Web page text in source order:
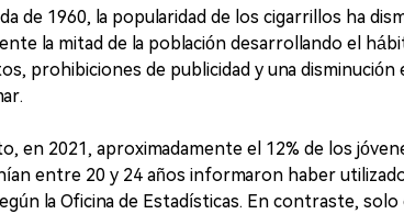
de 1960, la popularidad de los cigarrillos ha
la mitad de la población desarrollando el
prohibiciones de publicidad y una disminución
en 2021, aproximadamente el 12% de los
entre 20 y 24 años informaron haber
la Oficina de Estadísticas. En contraste,